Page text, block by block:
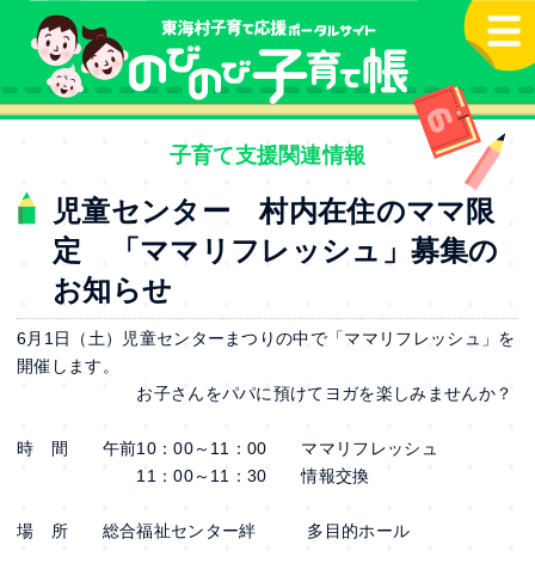
本文へ
子育て支援関連情報
児童センター 村内在住のママ限
定 「ママリフレッシュ」募集の
お知らせ
6月1日（土）児童センターまつりの中で「ママリフレッシュ」を
開催します。
お子さんをパパに預けてヨガを楽しみませんか？
時 間 午前10：00～11：00 ママリフレッシュ
11：00～11：30 情報交換
場 所 総合福祉センター絆 多目的ホール